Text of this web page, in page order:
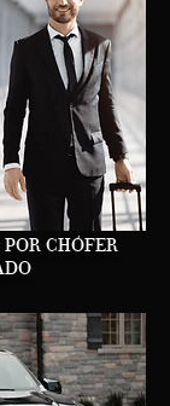
CHÓFER